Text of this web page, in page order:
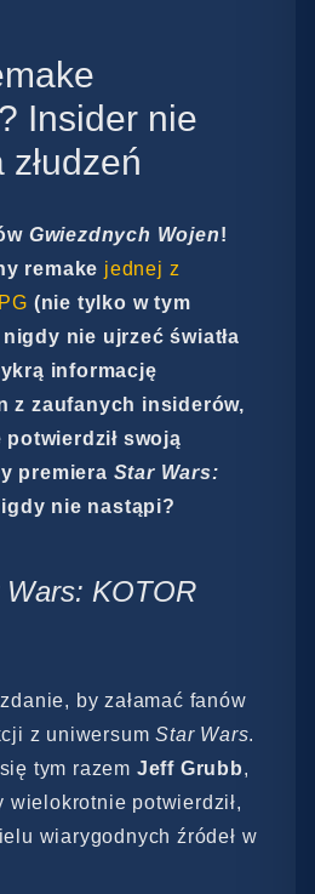
Insider nie
Gwiezdnych Wojen!
remake jednej z
(nie tylko w tym
nie ujrzeć światła
informację
z zaufanych insiderów,
swoją
premiera Star Wars:
nie nastąpi?
Wars: KOTOR
by załamać fanów
z uniwersumStar Wars.
tym razem Jeff Grubb,
wielokrotnie potwierdził,
wiarygodnych źródeł w